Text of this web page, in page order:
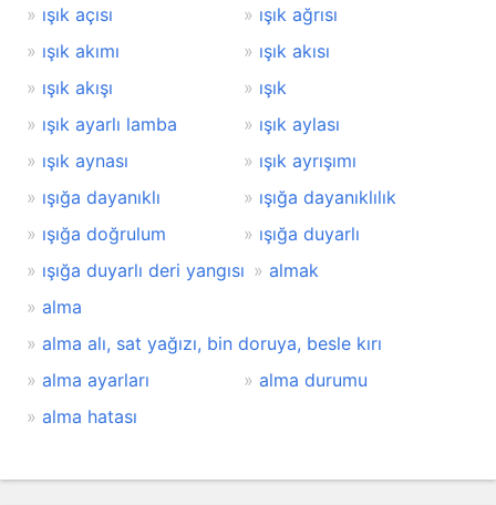
ışık açısı
ışık ağrısı
ışık akımı
ışık akısı
ışık akışı
ışık
ışık ayarlı lamba
ışık aylası
ışık aynası
ışık ayrışımı
ışığa dayanıklı
ışığa dayanıklılık
ışığa doğrulum
ışığa duyarlı
ışığa duyarlı deri yangısı
almak
alma
alma alı, sat yağızı, bin doruya, besle kırı
alma ayarları
alma durumu
alma hatası